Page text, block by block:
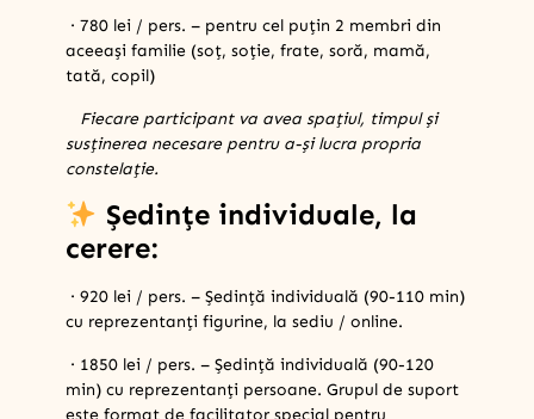
· 780 lei / pers. – pentru cel puțin 2 membri din
aceeași familie (soț, soție, frate, soră, mamă,
tată, copil)
Fiecare participant va avea spațiul, timpul și
susținerea necesare pentru a-și lucra propria
constelație.
Ședințe individuale, la
cerere:
· 920 lei / pers. – Ședință individuală (90-110 min)
cu reprezentanți figurine, la sediu / online.
· 1850 lei / pers. – Ședință individuală (90-120
min) cu reprezentanți persoane. Grupul de suport
este format de facilitator special pentru